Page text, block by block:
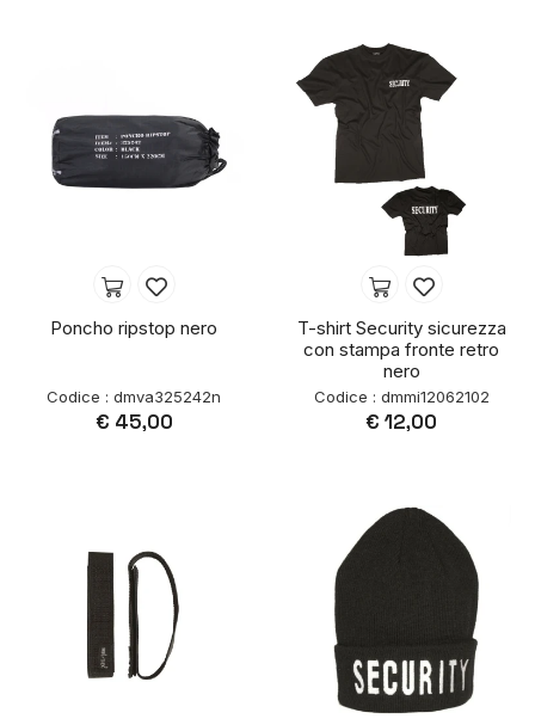
Poncho ripstop nero
Codice : dmva325242n
€ 45,00
T-shirt Security sicurezza
con stampa fronte retro
nero
Codice : dmmi12062102
€ 12,00